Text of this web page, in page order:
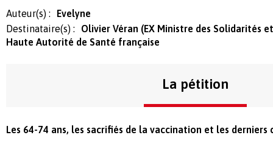
Auteur(s) :
Evelyne
Destinataire(s) :
Olivier Véran (EX Ministre des Solidarités
Haute Autorité de Santé française
La pétition
Les 64-74 ans, les sacrifiés de la vaccination et les derniers